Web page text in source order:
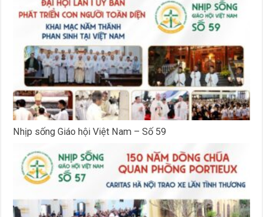
Nhịp sống Giáo hội Việt Nam – Số 59